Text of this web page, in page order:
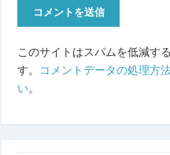
このサイトはスパムを低減す
す。
コメントデータの処理方
い。